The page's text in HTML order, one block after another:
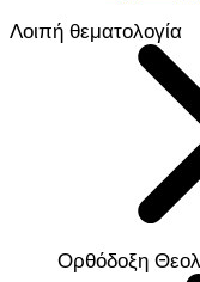
Λοιπή θεματολογία
Ορθόδοξη